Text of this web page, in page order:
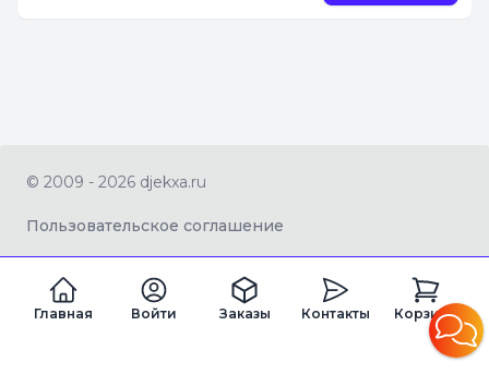
Главная Войти Заказы Контакты Корзина
© 2009 - 2026 djekxa.ru
Пользовательское соглашение